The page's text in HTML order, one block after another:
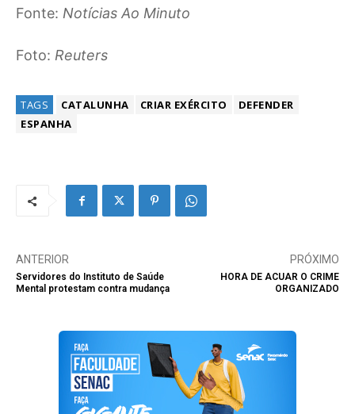
Fonte: Notícias Ao Minuto
Foto: Reuters
TAGS CATALUNHA CRIAR EXÉRCITO
DEFENDER
ESPANHA
ANTERIOR
Servidores do Instituto de Saúde
Mental protestam contra mudança
PRÓXIMO
HORA DE ACUAR O CRIME
ORGANIZADO